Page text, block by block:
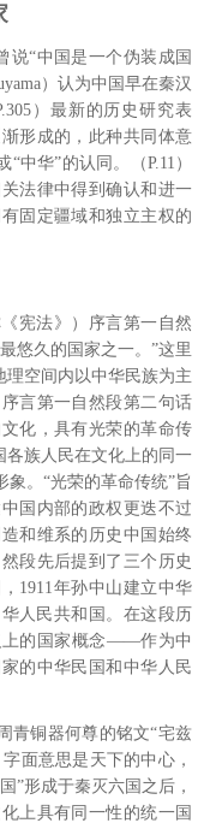
说“中国是一个伪装成国
）认为中国早在秦汉
）最新的历史研究表
形成的，此种共同体意
中华”的认同。
（P.11 ）
法律中得到确认和进一
固定疆域和独立主权的
宪法》）序言第一自然
悠久的国家之一。”这里
理空间内以中华民族为主
言第一自然段第二句话
化，具有光荣的革命传
各族人民在文化上的同一
。“光荣的革命传统”旨
国内部的政权更迭不过
和维系的历史中国始终
段先后提到了三个历史
1911年孙中山建立中华
人民共和国。在这段历
上的国家概念――作为中
的中华民国和中华人民
青铜器何尊的铭文“宅兹
面意思是天下的中心，
”形成于秦灭六国之后，
上具有同一性的统一国